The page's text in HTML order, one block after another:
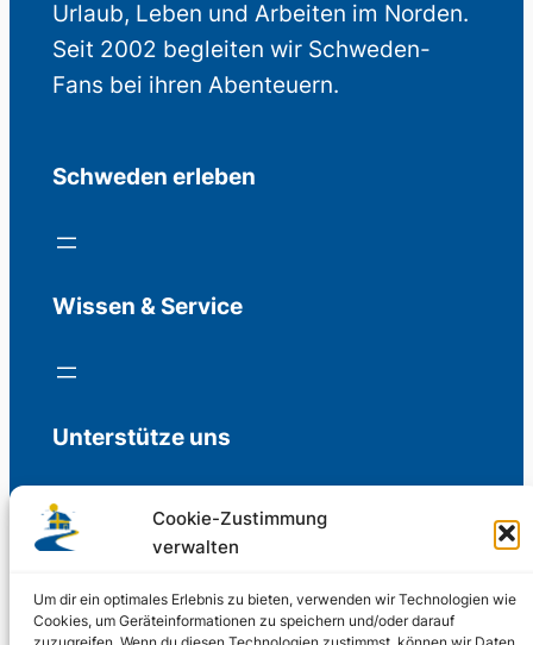
Cookie-Zustimmung
verwalten
Um dir ein optimales Erlebnis zu bieten, verwenden wir Technologien wie
Cookies, um Geräteinformationen zu speichern und/oder darauf
Urlaub, Leben und Arbeiten im Norden.
Seit 2002 begleiten wir Schweden-
Fans bei ihren Abenteuern.
Schweden erleben
Wissen & Service
Unterstütze uns
Freiwillige Spenden für die Aufrechterhaltung